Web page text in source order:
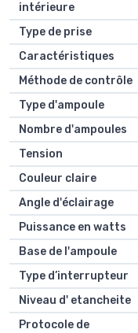
intérieure
Type de prise
Caractéristiques
Méthode de contrôle
Type d'ampoule
Nombre d'ampoules
Tension
Couleur claire
Angle d'éclairage
Puissance en watts
Base de l'ampoule
Type d’interrupteur
Niveau d' etancheite
Protocole de